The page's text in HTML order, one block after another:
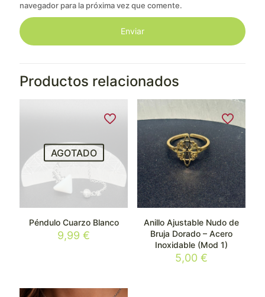
navegador para la próxima vez que comente.
Productos relacionados
AGOTADO
Péndulo Cuarzo Blanco
9,99€
Anillo Ajustable Nudo de
Bruja Dorado – Acero
Inoxidable (Mod 1)
5,00 €